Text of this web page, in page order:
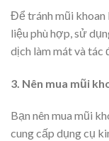
Để tránh mũi khoan
liệu phù hợp, sử
dịch làm mát và tác
3. Nên mua mũi
Bạn nên mua mũi
cung cấp dụng cụ